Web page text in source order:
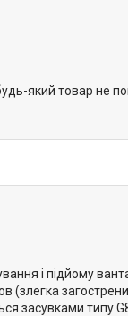
який товар не
і підйому
(злегка
засувками типу